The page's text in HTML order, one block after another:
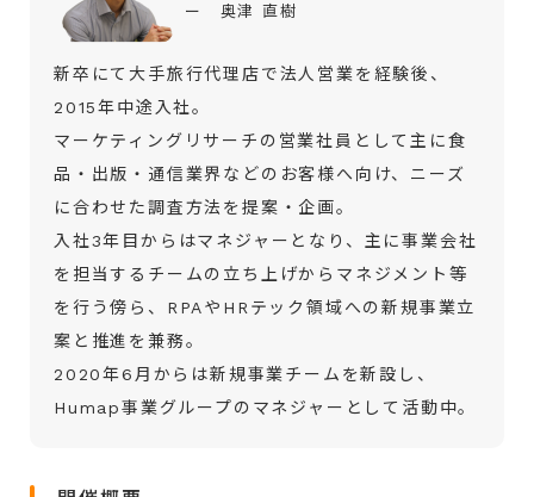
ー 奥津 直樹
新卒にて大手旅行代理店で法人営業を経験後、
2015年中途入社。
マーケティングリサーチの営業社員として主に⾷
品・出版・通信業界などのお客様へ向け、ニーズ
に合わせた調査⽅法を提案・企画。
入社3年目からはマネジャーとなり、主に事業会社
を担当するチームの立ち上げからマネジメント等
を行う傍ら、RPAやHRテック領域への新規事業立
案と推進を兼務。
2020年6月からは新規事業チームを新設し、
Humap事業グループのマネジャーとして活動中。